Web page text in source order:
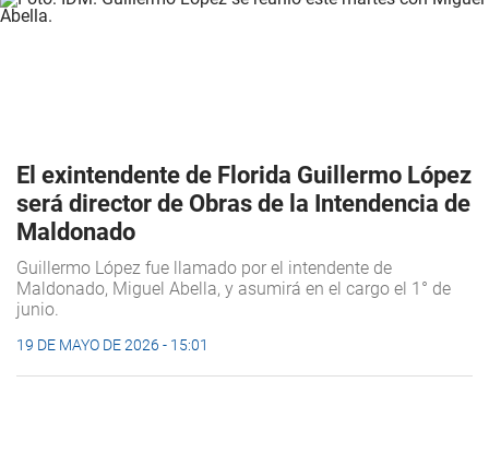
El exintendente de Florida Guillermo López
será director de Obras de la Intendencia de
Maldonado
Guillermo López fue llamado por el intendente de
Maldonado, Miguel Abella, y asumirá en el cargo el 1° de
junio.
19 DE MAYO DE 2026 - 15:01